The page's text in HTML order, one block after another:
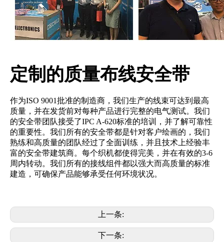
定制的质量布线安全带
作为ISO 9001批准的制造商，我们生产的线束可达到最高
质量，并在发货前对每种产品进行完整的电气测试。我们
的安全带团队接受了IPC A-620标准的培训，并了解可靠性
的重要性。我们所有的安全带都是针对客户绘画的，我们
熟练和高质量的团队经过了全面训练，并且技术上经验丰
富的安全带建筑商。每个织机都使得完美，并在有效的3-6
周内转动。我们所有的接线组件都以强大而高质量的标准
建造，可确保产品能够承受任何环境状况。
上一条:
下一条: